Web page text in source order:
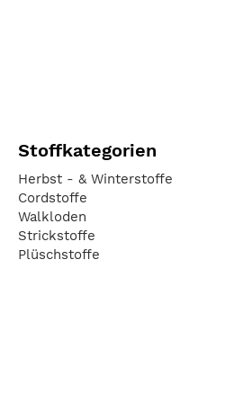
Stoffkategorien
Herbst - & Winterstoffe
Cordstoffe
Walkloden
Strickstoffe
Plüschstoffe